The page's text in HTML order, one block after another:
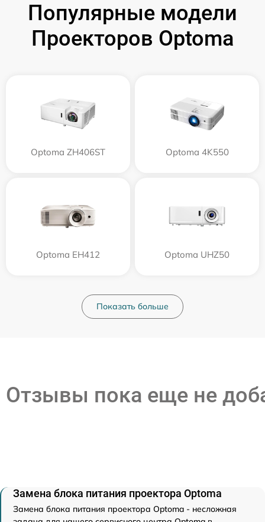
Популярные модели
Проекторов Optoma
Optoma ZH406ST Optoma 4K550
Optoma EH412 Optoma UHZ50
Показать больше
Отзывы пока еще не
Замена блока питания проектора Optoma
Замена блока питания проектора Optoma - несложная